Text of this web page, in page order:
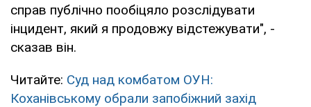
справ публічно пообіцяло розслідувати
інцидент, який я продовжу відстежувати", -
сказав він.
Читайте: Суд над комбатом ОУН:
Коханівському обрали запобіжний захід